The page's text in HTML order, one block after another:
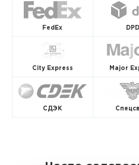
FedEx DPD
City Express Major
СДЭК